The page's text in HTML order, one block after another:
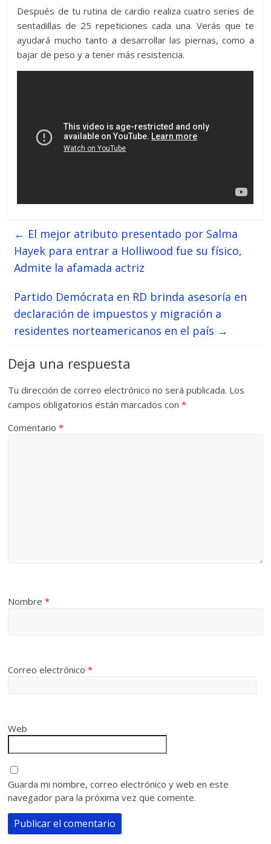
Después de tu rutina de cardio realiza cuatro series de
sentadillas de 25 repeticiones cada una. Verás que te
ayudará mucho tanto a desarrollar las piernas, como a
bajar de peso y a tener más resistencia.
← El mejor atributo presentado por Salma
Hayek para entrar a Holliwood fue su físico,
Admite la afamada actriz
Partido Demócrata en RD brinda asesoría en
declaración de impuestos y migración a
residentes norteamericanos en el país →
Deja una respuesta
Tu dirección de correo electrónico no será publicada. Los
campos obligatorios están marcados con*
Comentario*
Nombre*
Correo electrónico*
Web
Guarda mi nombre, correo electrónico y web en este
navegador para la próxima vez que comente.